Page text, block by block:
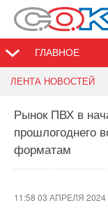
ГЛАВНОЕ
ЛЕНТА НОВОСТЕЙ
Рынок ПВХ в
прошлогоднего
форматам
11:58 03 АПРЕЛЯ 2024
Новак:
11:58 03 АПРЕЛЯ 2024
Кубань заняла
11:57 03 АПРЕЛЯ 2024
Ученые
11:57 03 АПРЕЛЯ 2024
Ученые
университета